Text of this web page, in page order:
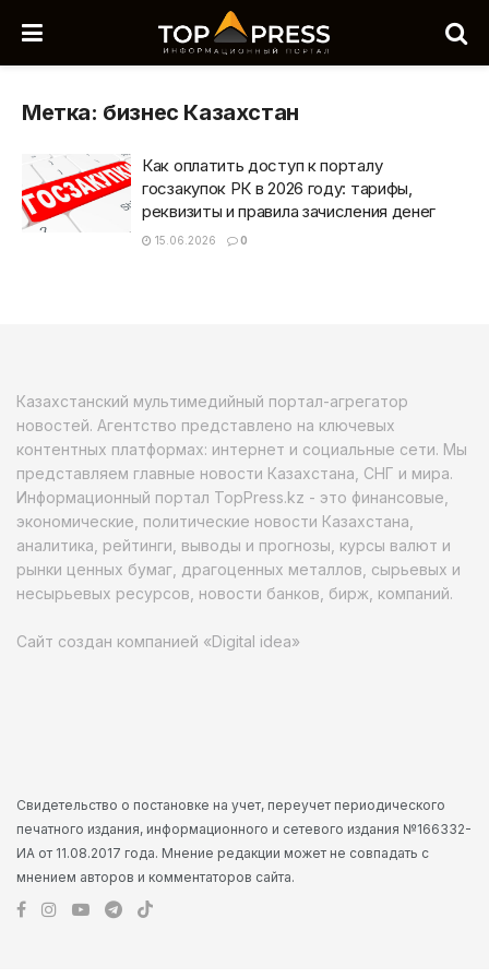
Метка: бизнес Казахстан
Как оплатить доступ к порталу
госзакупок РК в 2026 году: тарифы,
реквизиты и правила зачисления денег
15.06.2026 0
Казахстанский мультимедийный портал-агрегатор
новостей. Агентство представлено на ключевых
контентных платформах: интернет и социальные сети. Мы
представляем главные новости Казахстана, СНГ и мира.
Информационный портал TopPress.kz - это финансовые,
экономические, политические новости Казахстана,
аналитика, рейтинги, выводы и прогнозы, курсы валют и
рынки ценных бумаг, драгоценных металлов, сырьевых и
несырьевых ресурсов, новости банков, бирж, компаний.
Сайт создан компанией «Digital idea»
Свидетельство о постановке на учет, переучет периодического
печатного издания, информационного и сетевого издания №166332-
ИА от 11.08.2017 года. Мнение редакции может не совпадать с
мнением авторов и комментаторов сайта.